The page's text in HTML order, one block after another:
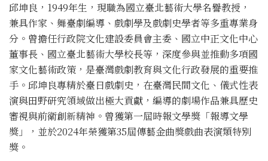
邱坤良，1949年生，現職為國立臺北藝術大學名譽教授，
兼具作家、舞臺劇編導、戲劇學及戲劇史學者等多重專業身
分。曾擔任行政院文化建設委員會主委、國立中正文化中心
董事長、國立臺北藝術大學校長等，深度參與並推動多項國
家文化藝術政策，是臺灣戲劇教育與文化行政發展的重要推
手。邱坤良專精於臺日戲劇史，在臺灣民間文化、儀式性表
演與田野研究領域做出極大貢獻，編導的劇場作品兼具歷史
審視與前衛創新精神。曾獲第一屆時報文學獎「報導文學
獎」，並於2024年榮獲第35屆傳藝金曲獎戲曲表演類特別
獎。